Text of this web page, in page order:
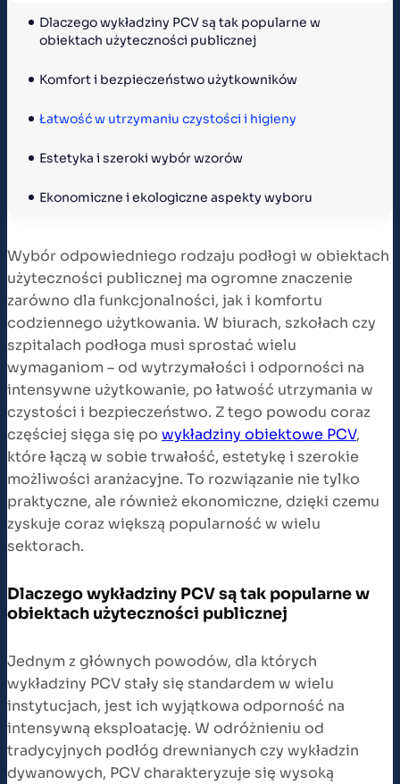
Dlaczego wykładziny PCV są tak popularne w
obiektach użyteczności publicznej
Komfort i bezpieczeństwo użytkowników
Łatwość w utrzymaniu czystości i higieny
Estetyka i szeroki wybór wzorów
Ekonomiczne i ekologiczne aspekty wyboru
Wybór odpowiedniego rodzaju podłogi w obiektach
użyteczności publicznej ma ogromne znaczenie
zarówno dla funkcjonalności, jak i komfortu
codziennego użytkowania. W biurach, szkołach czy
szpitalach podłoga musi sprostać wielu
wymaganiom – od wytrzymałości i odporności na
intensywne użytkowanie, po łatwość utrzymania w
czystości i bezpieczeństwo. Z tego powodu coraz
częściej sięga się po wykładziny obiektowe PCV,
które łączą w sobie trwałość, estetykę i szerokie
możliwości aranżacyjne. To rozwiązanie nie tylko
praktyczne, ale również ekonomiczne, dzięki czemu
zyskuje coraz większą popularność w wielu
sektorach.
Dlaczego wykładziny PCV są tak popularne w
obiektach użyteczności publicznej
Jednym z głównych powodów, dla których
wykładziny PCV stały się standardem w wielu
instytucjach, jest ich wyjątkowa odporność na
intensywną eksploatację. W odróżnieniu od
tradycyjnych podłóg drewnianych czy wykładzin
dywanowych, PCV charakteryzuje się wysoką